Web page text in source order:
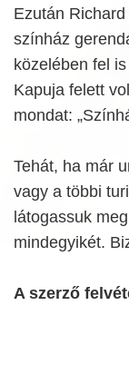
Ezután
színház
közelében fel
Kapuja felett
mondat:
Tehát, ha már
vagy a többi
látogassuk
mindegyikét.
A szerző